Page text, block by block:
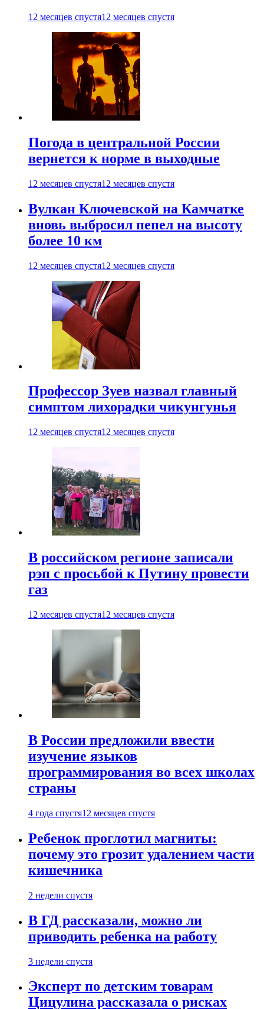
12 месяцев спустя12 месяцев спустя
Погода в центральной России
вернется к норме в выходные
12 месяцев спустя12 месяцев спустя
Вулкан Ключевской на Камчатке
вновь выбросил пепел на высоту
более 10 км
12 месяцев спустя12 месяцев спустя
Профессор Зуев назвал главный
симптом лихорадки чикунгунья
12 месяцев спустя12 месяцев спустя
В российском регионе записали
рэп с просьбой к Путину провести
газ
12 месяцев спустя12 месяцев спустя
В России предложили ввести
изучение языков
программирования во всех школах
страны
4 года спустя12 месяцев спустя
Ребенок проглотил магниты:
почему это грозит удалением части
кишечника
2 недели спустя
В ГД рассказали, можно ли
приводить ребенка на работу
3 недели спустя
Эксперт по детским товарам
Цицулина рассказала о рисках